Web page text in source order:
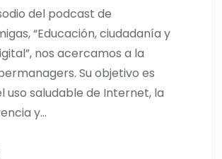
del podcast de
“Educación, ciudadanía y
nos acercamos a la
Su objetivo es
uso saludable de Internet, la
y...